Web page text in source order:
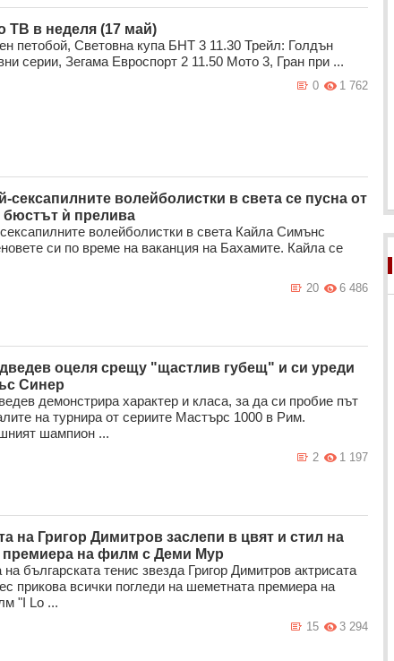
ТВ в неделя (17 май)
петобой, Световна купа БНТ 3 11.30 Трейл: Голдън
серии, Зегама Евроспорт 2 11.50 Мото 3, Гран при ...
1 762
0
сексапилните волейболистки в света се пусна от
бюстът ѝ прелива
волейболистки в света Кайла Симънс
си по време на ваканция на Бахамите. Кайла се
6 486
20
оцеля срещу "щастлив губещ" и си уреди
Синер
демонстрира характер и класа, за да си пробие път
на турнира от сериите Мастърс 1000 в Рим.
шампион ...
1 197
2
на Григор Димитров заслепи в цвят и стил на
на филм с Деми Мур
българската тенис звезда Григор Димитров актрисата
прикова всички погледи на шеметната премиера на
"I Lo ...
3 294
15